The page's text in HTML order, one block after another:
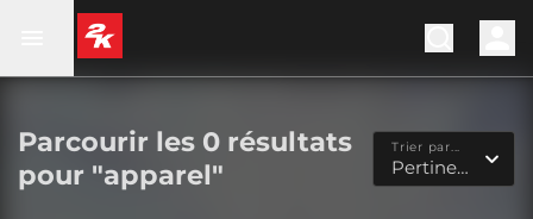
Parcourir les 0 résultats
pour "apparel"
Trier par...
Pertinence